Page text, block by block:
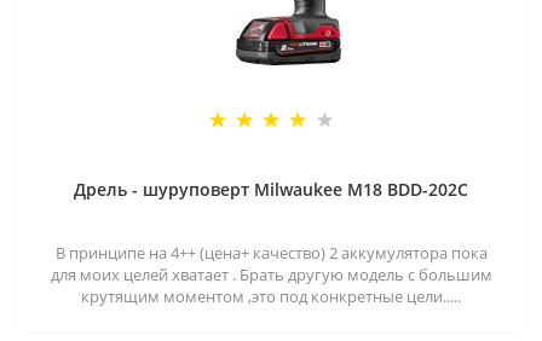
Дрель - шуруповерт Milwaukee M18 BDD-202C
В принципе на 4++ (цена+ качество) 2 аккумулятора пока
для моих целей хватает . Брать другую модель с большим
крутящим моментом ,это под конкретные цели.....